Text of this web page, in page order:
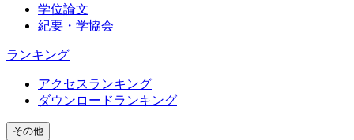
学位論文
紀要・学協会
ランキング
アクセスランキング
ダウンロードランキング
その他